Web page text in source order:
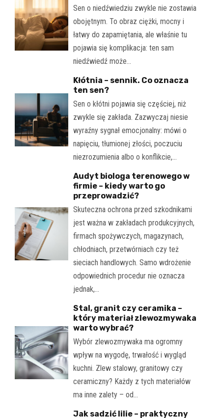
Sen o niedźwiedziu zwykle nie zostawia
obojętnym. To obraz ciężki, mocny i
łatwy do zapamiętania, ale właśnie tu
pojawia się komplikacja: ten sam
niedźwiedź może…
Kłótnia – sennik. Co oznacza
ten sen?
Sen o kłótni pojawia się częściej, niż
zwykle się zakłada. Zazwyczaj niesie
wyraźny sygnał emocjonalny: mówi o
napięciu, tłumionej złości, poczuciu
niezrozumienia albo o konflikcie,…
Audyt biologa terenowego w
firmie – kiedy warto go
przeprowadzić?
Skuteczna ochrona przed szkodnikami
jest ważna w zakładach produkcyjnych,
firmach spożywczych, magazynach,
chłodniach, przetwórniach czy też
sieciach handlowych. Samo wdrożenie
odpowiednich procedur nie oznacza
jednak,…
Stal, granit czy ceramika –
który materiał zlewozmywaka
warto wybrać?
Wybór zlewozmywaka ma ogromny
wpływ na wygodę, trwałość i wygląd
kuchni. Zlew stalowy, granitowy czy
ceramiczny? Każdy z tych materiałów
ma inne zalety – od…
Jak sadzić lilie – praktyczny